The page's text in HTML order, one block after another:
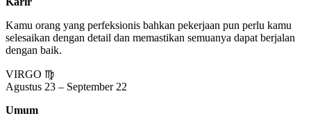
Kamu orang yang perfeksionis bahkan pekerjaan pun perlu kamu
selesaikan dengan detail dan memastikan semuanya dapat berjalan
dengan baik.
VIRGO ♍
Agustus 23 – September 22
Umum